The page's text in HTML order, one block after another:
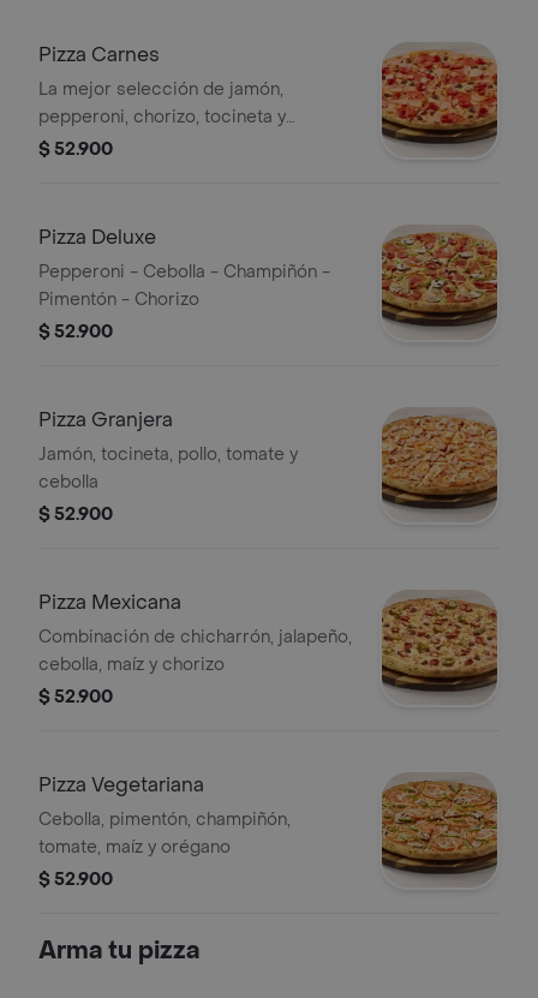
Pizza Carnes
La mejor selección de jamón,
pepperoni, chorizo, tocineta y
chicharrón
$ 52.900
Pizza Deluxe
Pepperoni - Cebolla - Champiñón -
Pimentón - Chorizo
$ 52.900
Pizza Granjera
Jamón, tocineta, pollo, tomate y
cebolla
$ 52.900
Pizza Mexicana
Combinación de chicharrón, jalapeño,
cebolla, maíz y chorizo
$ 52.900
Pizza Vegetariana
Cebolla, pimentón, champiñón,
tomate, maíz y orégano
$ 52.900
Arma tu pizza